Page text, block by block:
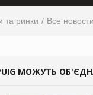
та ринки Все новости
І PUIG МОЖУТЬ